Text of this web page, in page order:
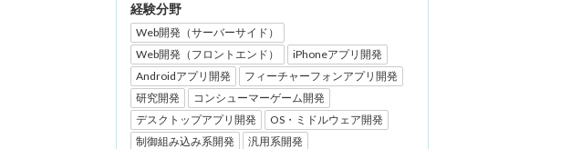
経験分野
Web開発（サーバーサイド）
Web開発（フロントエンド）
iPhoneアプリ開発
Androidアプリ開発
フィーチャーフォンアプリ開発
研究開発
コンシューマーゲーム開発
デスクトップアプリ開発
OS・ミドルウェア開発
制御組み込み系開発
汎用系開発